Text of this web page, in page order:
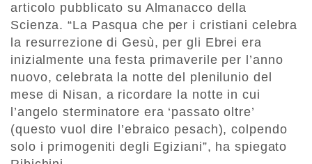
articolo pubblicato su Almanacco della
Scienza. “La Pasqua che per i cristiani celebra
la resurrezione di Gesù, per gli Ebrei era
inizialmente una festa primaverile per l’anno
nuovo, celebrata la notte del plenilunio del
mese di Nisan, a ricordare la notte in cui
l’angelo sterminatore era ‘passato oltre’
(questo vuol dire l’ebraico pesach), colpendo
solo i primogeniti degli Egiziani”, ha spiegato